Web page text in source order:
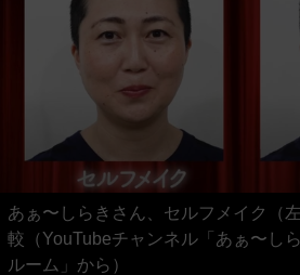
あぁ〜しらきさん、セルフメイク（
較（YouTubeチャンネル「あぁ〜し
ルーム」から）